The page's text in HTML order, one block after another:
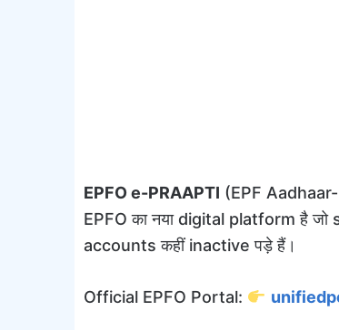
EPFO e-PRAAPTI (EPF
EPFO का नया digital platform है जो
accounts कहीं inactive पड़े हैं।
Official EPFO Portal: